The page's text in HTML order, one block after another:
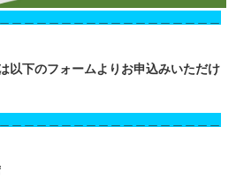
下のフォームよりお申込みいただけ